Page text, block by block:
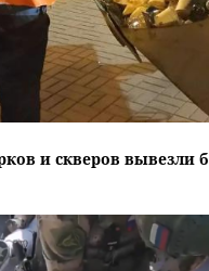
и скверов вывезли